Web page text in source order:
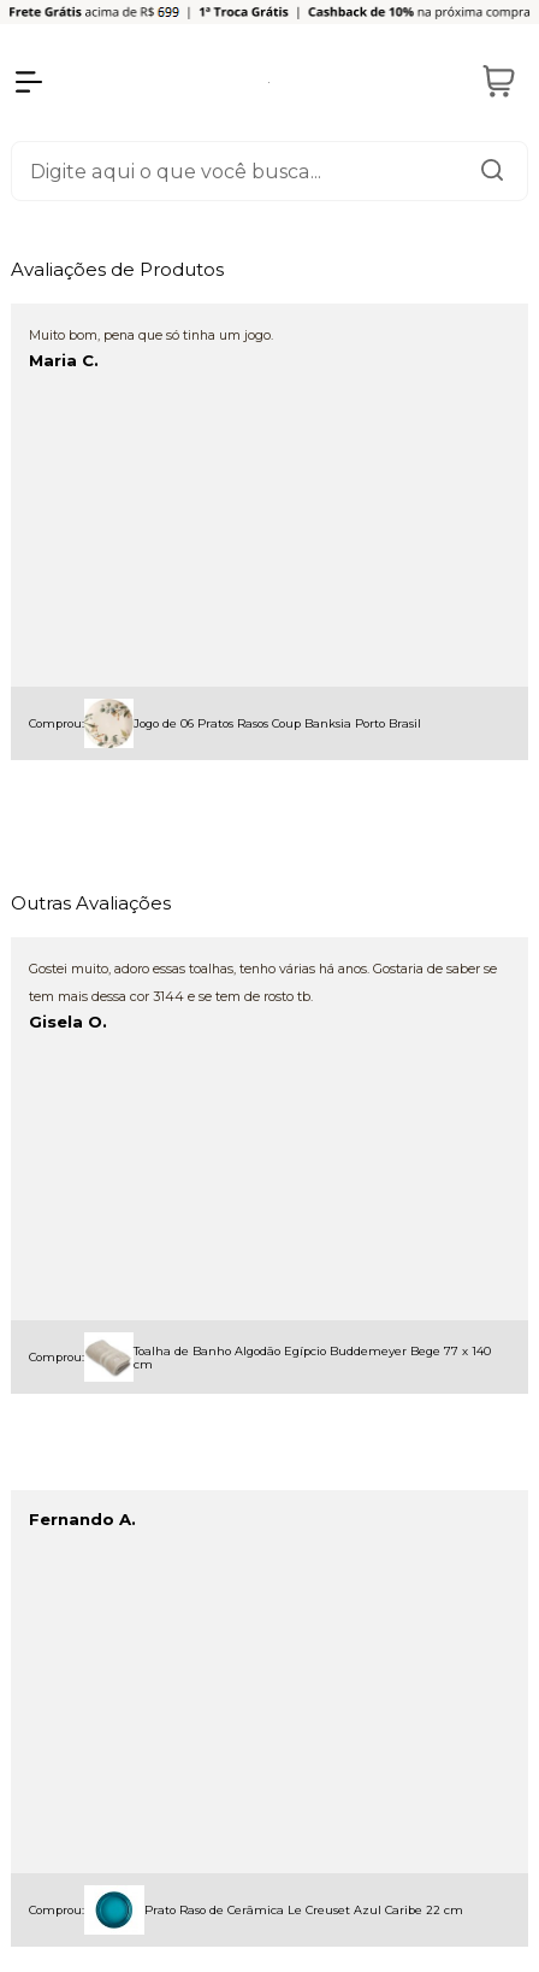
Avaliações de Produtos
Muito bom, pena que só tinha um jogo.
Maria C.
Comprou: Jogo de 06 Pratos Rasos Coup Banksia Porto Brasil
Outras Avaliações
Gostei muito, adoro essas toalhas, tenho várias há anos. Gostaria de saber se
tem mais dessa cor 3144 e se tem de rosto tb.
Gisela O.
Comprou:
Toalha de Banho Algodão Egípcio Buddemeyer Bege 77 x 140
cm
Fernando A.
Comprou: Prato Raso de Cerâmica Le Creuset Azul Caribe 22 cm